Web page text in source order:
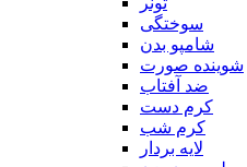
سوختگی
شامپو بدن
شوینده صورت
ضد آفتاب
کرم دست
کرم شب
لایه بردار